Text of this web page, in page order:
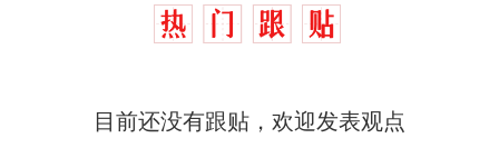
目前还没有跟贴，欢迎发表观点
因老师一句“跟我回家”改写了
人生制裁瓜子饺子，美国怕什